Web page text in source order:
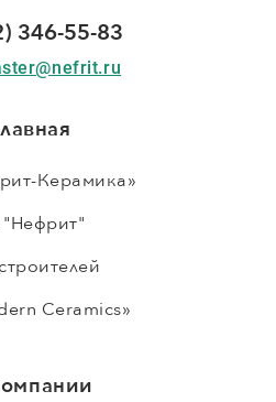
346-55-83
Керамика»
Ceramics»